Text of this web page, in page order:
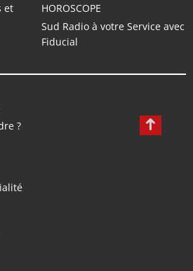
et
HOROSCOPE
Sud Radio à votre Service avec
Fiducial
?